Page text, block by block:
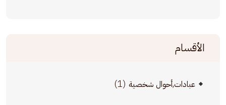
الأقسام
عبادات,أحوال شخصية (1)